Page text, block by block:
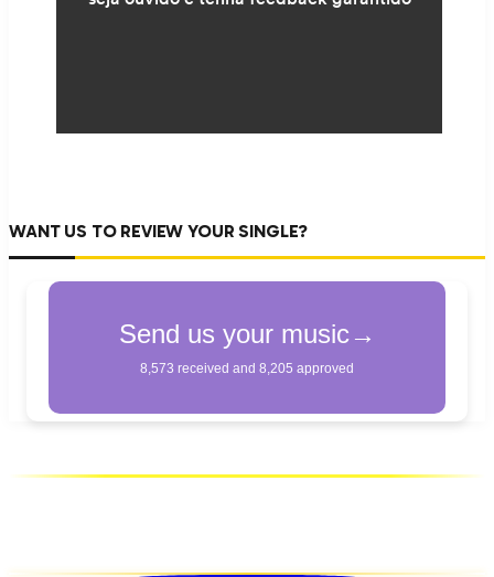
WANT US TO REVIEW YOUR SINGLE?